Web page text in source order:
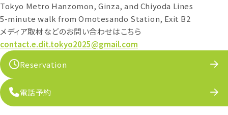
Tokyo Metro Hanzomon, Ginza, and Chiyoda Lines
5-minute walk from Omotesando Station, Exit B2
メディア取材などのお問い合わせはこちら
contact.e.dit.tokyo2025@gmail.com
Reservation
電話予約